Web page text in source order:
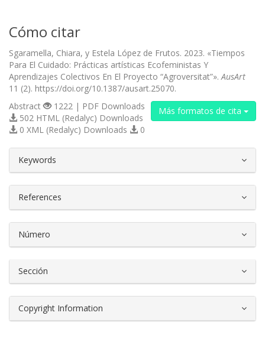
Cómo citar
Sgaramella, Chiara, y Estela López de Frutos. 2023. «Tiempos
Para El Cuidado: Prácticas artísticas Ecofeministas Y
Aprendizajes Colectivos En El Proyecto “Agroversitat”». AusArt
11 (2). https://doi.org/10.1387/ausart.25070.
Más formatos de cita
Abstract
1222 | PDF Downloads
502 HTML (Redalyc) Downloads
0 XML (Redalyc) Downloads
0
Keywords
References
Número
Sección
Copyright Information